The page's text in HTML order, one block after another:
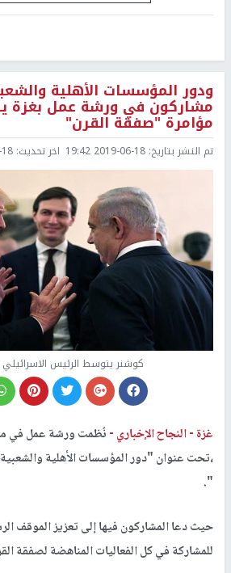
ودور المؤسسات الأهلية
مشاركون في ورشة عمل بغزة
مؤامرة "صفقة القرن"
تم النشر بتاريخ: 2019-06-18 19:42 اخر تحديث:
كوشنر يتوسط الرئيس الاسرائيلي
غزة -النجاح الإخباري -نُظمت ورشة عمل في
،تحت عنوان "دور المؤسسات الأهلية
".
حيث دعا المشاركون فيها إلى تعزيز الموقف
للمشاركة في كل الفعاليات المناهضة لصفقة